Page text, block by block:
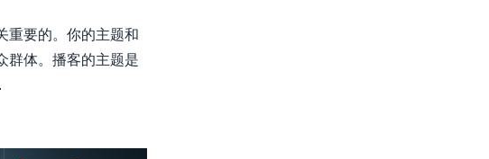
重要的。你的主题和
群体。播客的主题是